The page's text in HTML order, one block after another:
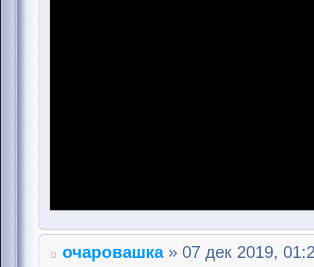
очаровашка» 07 дек 2019,